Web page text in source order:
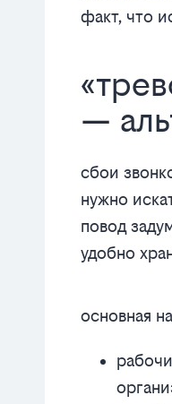
факт, что
—
сбои
нужно
повод
удобно
основная